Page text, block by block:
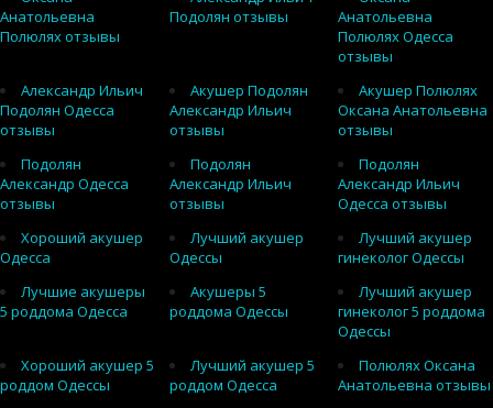
Анатольевна
Полюлях отзывы
Подолян отзывы
Анатольевна
Полюлях Одесса
отзывы
Александр Ильич
Подолян Одесса
отзывы
Акушер Подолян
Александр Ильич
отзывы
Акушер Полюлях
Оксана Анатольевна
отзывы
Подолян
Александр Одесса
отзывы
Подолян
Александр Ильич
отзывы
Подолян
Александр Ильич
Одесса отзывы
Хороший акушер
Одесса
Лучший акушер
Одессы
Лучший акушер
гинеколог Одессы
Лучшие акушеры
5 роддома Одесса
Акушеры 5
роддома Одессы
Лучший акушер
гинеколог 5 роддома
Одессы
Хороший акушер 5
роддом Одессы
Лучший акушер 5
роддом Одесса
Полюлях Оксана
Анатольевна отзывы